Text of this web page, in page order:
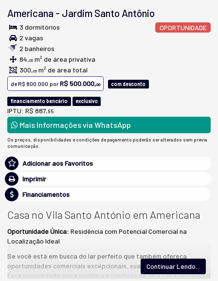
Americana - Jardim Santo Antônio
OPORTUNIDADE
3 dormitórios
2 vagas
2 banheiros
84,00 m² de área privativa
300,00 m² de área total
deR$ 800.000 porR$ 500.000,00 com desconto
financiamento bancário exclusivo
IPTU: R$ 887,95
Mais Informações via WhatsApp
Os preços, disponibilidades e condições de pagamento poderão ser alterados sem prévia
comunicação.
Adicionar aos Favoritos
Imprimir
Financiamentos
Casa no Vila Santo António em Americana
Oportunidade Única: Residência com Potencial Comercial na
Localização Ideal
Se você está em busca do lar perfeito que também ofereça
oportunidades comerciais excepcionais, sua busca chegou ao fim!
Esta propriedade única combina o conforto de uma casa residencial
Continuar Lendo...